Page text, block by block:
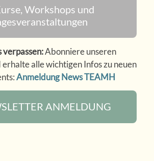
Workshops und
verpassen:Abonniere unseren
alle wichtigen Infos zu neuen
Anmeldung News TEAMH
ANMELDUNG